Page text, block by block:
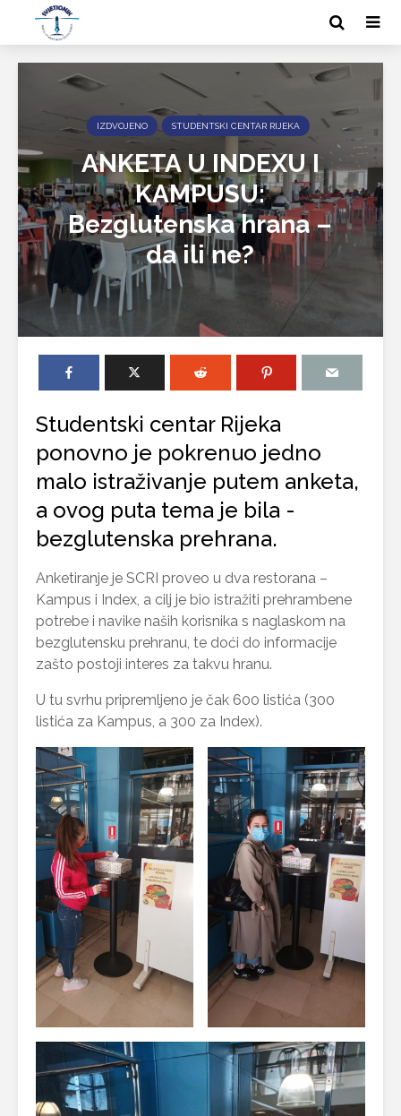
IZDVOJENO STUDENTSKI CENTAR RIJEKA
ANKETA U INDEXU I
KAMPUSU:
Bezglutenska hrana –
da ili ne?
Studentski centar Rijeka
ponovno je pokrenuo jedno
malo istraživanje putem anketa,
a ovog puta tema je bila -
bezglutenska prehrana.
Anketiranje je SCRI proveo u dva restorana –
Kampus i Index, a cilj je bio istražiti prehrambene
potrebe i navike naših korisnika s naglaskom na
bezglutensku prehranu, te doći do informacije
zašto postoji interes za takvu hranu.
U tu svrhu pripremljeno je čak 600 listića (300
listića za Kampus, a 300 za Index).